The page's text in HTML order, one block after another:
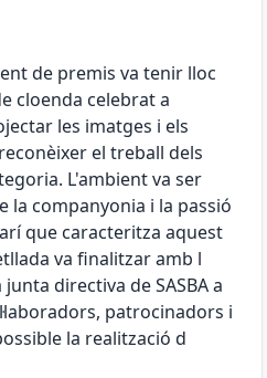
de premis va tenir lloc
cloenda celebrat a
les imatges i els
el treball dels
L'ambient va ser
la companyonia i la passió
que caracteritza aquest
va finalitzar amb l
directiva de SASBA a
patrocinadors i
la realització d